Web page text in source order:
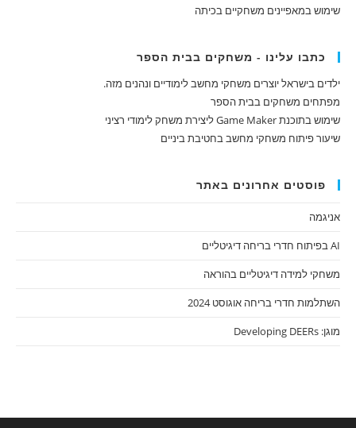
שימוש במאפיינים משחקיים בכיתה
כתבו עלינו - משחקים בבית הספר
ילדים בישראל יוצרים משחקי מחשב לימודיים ונהנים מזה.
מפתחים משחקים בבית הספר
שימוש בתוכנת Game Maker ליצירת משחק לימודי רציני
שיעור פיתוח משחקי מחשב בחטיבת ביניים
פוסטים אחרונים באתר
אניגמה
AI בפיתוח חדרי בריחה דיגיטליים
משחקי למידה דיגיטליים בהוראה
השתלמות חדרי בריחה אוגוסט 2024
מוגן: Developing DEERs